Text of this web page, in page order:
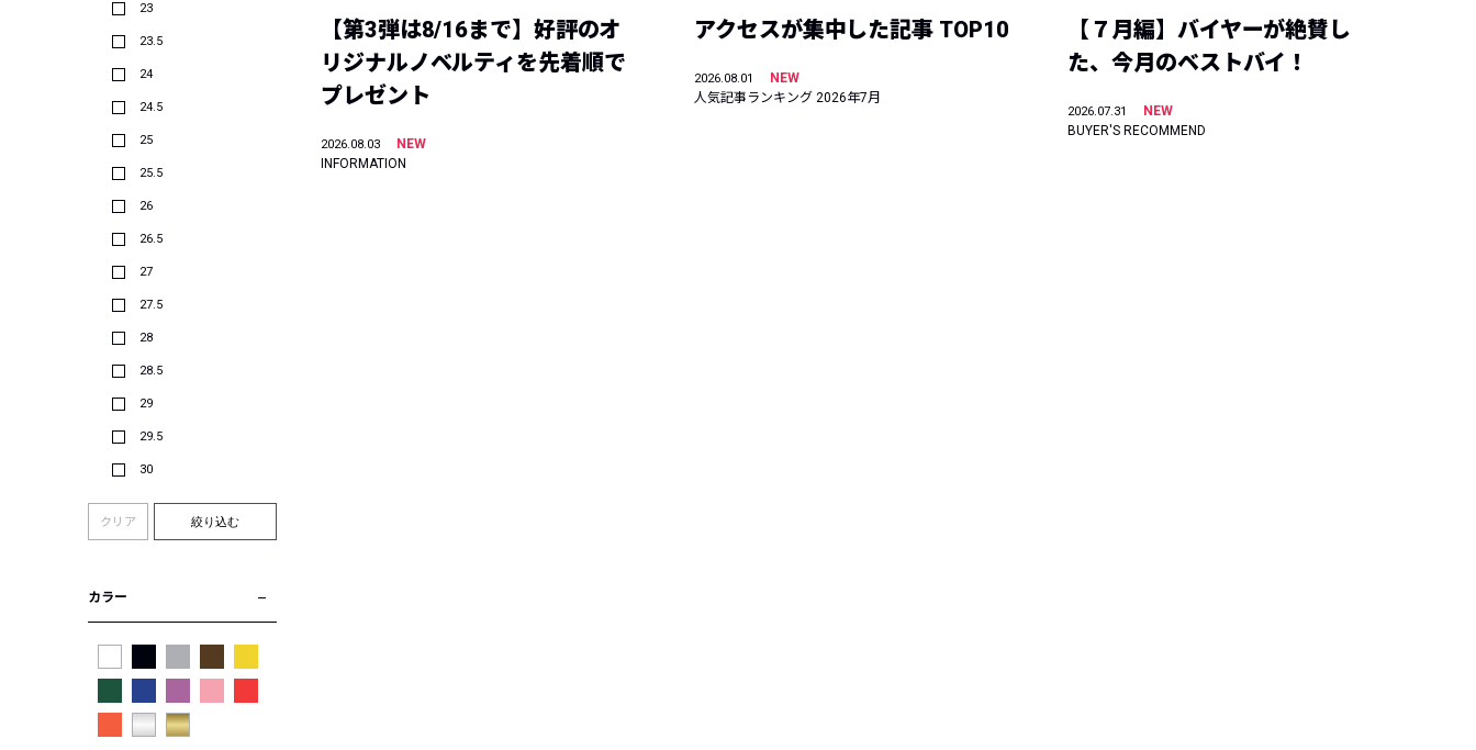
23
23.5
24
24.5
25
25.5
26
26.5
27
27.5
28
28.5
29
29.5
30
クリア 絞り込む
カラー
【第3弾は8/16まで】好評のオ
リジナルノベルティを先着順で
プレゼント
2026.08.03
NEW
INFORMATION
アクセスが集中した記事 TOP10
2026.08.01
NEW
人気記事ランキング 2026年7月
【７月編】バイヤーが絶賛し
た、今月のベストバイ！
2026.07.31
NEW
BUYER'S RECOMMEND